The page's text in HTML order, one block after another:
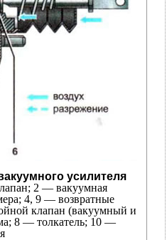
усилителя
2 — вакуумная
4, 9 — возвратные
клапан (вакуумный и
8 — толкатель; 10 —